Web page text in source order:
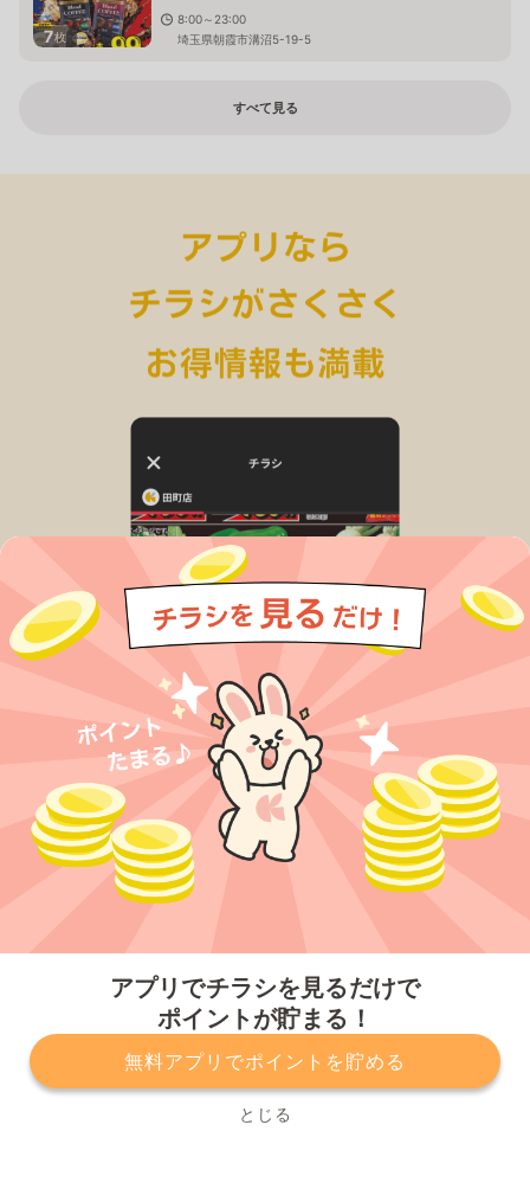
アプリでチラシを見るだけで
ポイントが貯まる！
無料アプリでポイントを貯める
とじる
7枚
8:00～23:00
埼玉県朝霞市溝沼5-19-5
すべて見る
プライバシーポリシー 利用規約
運営会社
サービスに関してのお問い合わせ